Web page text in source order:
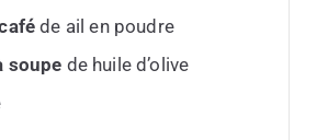
de ail en poudre
soupe de huile d’olive